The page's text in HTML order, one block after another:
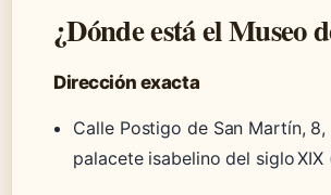
¿Dónde está el Museo
Dirección exacta
Calle Postigo de San Martín,
palacete isabelino del siglo XIX